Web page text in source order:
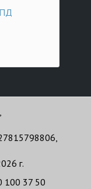
ПД
г.
100 37 50